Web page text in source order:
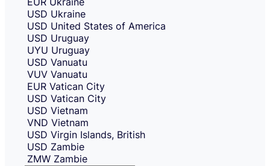
USD Ukraine
USD United States of America
USD Uruguay
UYU Uruguay
USD Vanuatu
VUV Vanuatu
EUR Vatican City
USD Vatican City
USD Vietnam
VND Vietnam
USD Virgin Islands, British
USD Zambie
ZMW Zambie